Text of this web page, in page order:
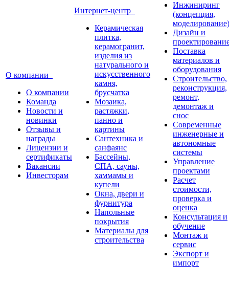
О компании
О компании
Команда
Новости и
новинки
Отзывы и
награды
Лицензии и
сертификаты
Вакансии
Инвесторам
Интернет-центр
Керамическая
плитка,
керамогранит,
изделия из
натурального и
искусственного
камня,
брусчатка
Мозаика,
растяжки,
панно и
картины
Сантехника и
санфаянс
Бассейны,
СПА, сауны,
хаммамы и
купели
Окна, двери и
фурнитура
Напольные
покрытия
Материалы для
строительства
Инжиниринг
(концепция,
моделирование)
Дизайн и
Поставка
материалов и
оборудования
Строительство,
реконструкция,
ремонт,
демонтаж и
снос
Современные
инженерные и
автономные
системы
Управление
проектами
Расчет
стоимости,
проверка и
оценка
Консультация и
обучение
Монтаж и
сервис
Экспорт и
импорт